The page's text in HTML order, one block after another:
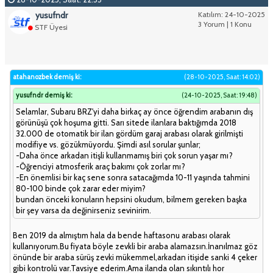
Katılım: 24-10-2025
3 Yorum | 1 Konu
yusufndr
STF Üyesi
(28-10-2025, Saat: 14:02)
atahanozbek demiş ki:
(24-10-2025, Saat: 19:48)
yusufndr demiş ki:
Selamlar, Subaru BRZ'yi daha birkaç ay önce öğrendim arabanın dış
görünüşü çok hoşuma gitti. Sarı sitede ilanlara baktığımda 2018
32.000 de otomatik bir ilan gördüm garaj arabası olarak girilmişti
modifiye vs. gözükmüyordu. Şimdi asıl sorular şunlar;
-Daha önce arkadan itişli kullanmamış biri çok sorun yaşar mı?
-Öğrenciyi atmosferik araç bakımı çok zorlar mı?
-En önemlisi bir kaç sene sonra satacağımda 10-11 yaşında tahmini
80-100 binde çok zarar eder miyim?
bundan önceki konuların hepsini okudum, bilmem gereken başka
bir şey varsa da değinirseniz sevinirim.
Ben 2019 da almıştım hala da bende haftasonu arabası olarak
kullanıyorum.Bu fiyata böyle zevkli bir araba alamazsın.İnanılmaz göz
önünde bir araba sürüş zevki mükemmel,arkadan itişide sanki 4 çeker
gibi kontrolü var.Tavsiye ederim.Ama ilanda olan sıkıntılı hor